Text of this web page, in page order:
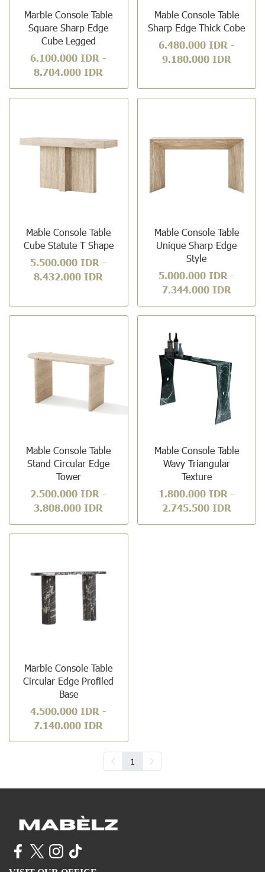
Marble Console Table
Square Sharp Edge
Cube Legged
6.100.000 IDR -
8.704.000 IDR
Mable Console Table
Sharp Edge Thick Cobe
6.480.000 IDR -
9.180.000 IDR
Mable Console Table
Cube Statute T Shape
5.500.000 IDR -
8.432.000 IDR
Mable Console Table
Unique Sharp Edge
Style
5.000.000 IDR -
7.344.000 IDR
Mable Console Table
Stand Circular Edge
Tower
2.500.000 IDR -
3.808.000 IDR
Mable Console Table
Wavy Triangular
Texture
1.800.000 IDR -
2.745.500 IDR
Marble Console Table
Circular Edge Profiled
Base
4.500.000 IDR -
7.140.000 IDR
1